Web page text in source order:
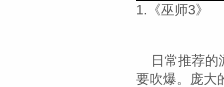
1.《巫师3》
日常推荐
要吹爆。庞大